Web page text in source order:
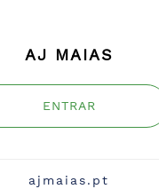
AJ MAIAS
ENTRAR
ajmaias.pt